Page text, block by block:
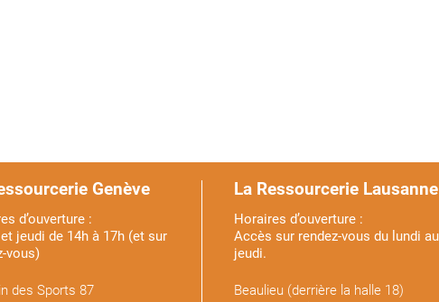
Genève
d’ouverture :
jeudi de 14h à 17h (et sur
vous)
des Sports 87
La Ressourcerie Lausanne
Horaires d’ouverture :
Accès sur rendez-vous du lundi au
jeudi.
Beaulieu (derrière la halle 18)